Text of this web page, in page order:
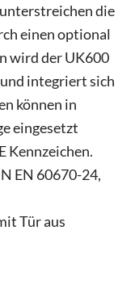
die
einen optional
wird der UK600
integriert sich
können in
eingesetzt
Kennzeichen.
EN 60670-24,
Tür aus